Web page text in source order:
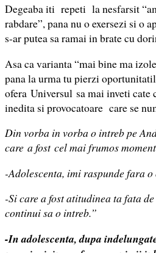
Degeaba iti repeti la nesfarsit
rabdare”, pana nu o exersezi si o
s-ar putea sa ramai in brate cu
Asa ca varianta “mai bine ma
pana la urma tu pierzi
ofera Universul sa mai inveti cate
inedita si provocatoare care se
Din vorba in vorba o intreb pe
care a fost cel mai frumos moment
-Adolescenta, imi raspunde fara
-Si care a fost atitudinea ta fata
continui sa o intreb.”
-In adolescenta, dupa